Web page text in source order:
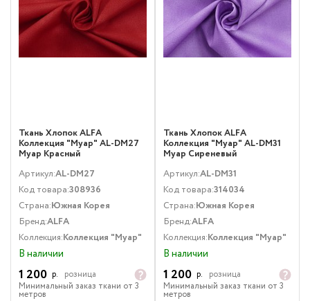
Ткань Хлопок ALFA
Коллекция "Муар" AL-DM27
Муар Красный
Артикул:AL-DM27
Код товара:308936
Страна:Южная Корея
Бренд:ALFA
Коллекция:Коллекция "Муар"
В наличии
1 200 р.
розница
Минимальный заказ ткани от 3
метров
Ткань Хлопок ALFA
Коллекция "Муар" AL-DM31
Муар Сиреневый
Артикул:AL-DM31
Код товара:314034
Страна:Южная Корея
Бренд:ALFA
Коллекция:Коллекция "Муар"
В наличии
1 200 р.
розница
Минимальный заказ ткани от 3
метров